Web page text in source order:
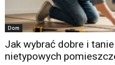
Dom
Jak wybrać dobre i
nietypowych